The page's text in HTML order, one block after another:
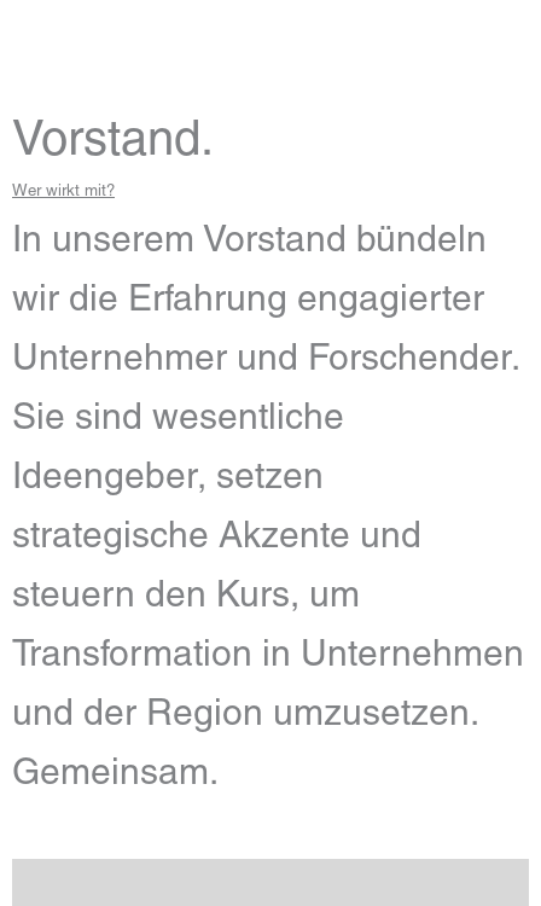
Vorstand.
Wer wirkt mit?
In unserem Vorstand bündeln
wir die Erfahrung engagierter
Unternehmer und Forschender.
Sie sind wesentliche
Ideengeber, setzen
strategische Akzente und
steuern den Kurs, um
Transformation in Unternehmen
und der Region umzusetzen.
Gemeinsam.